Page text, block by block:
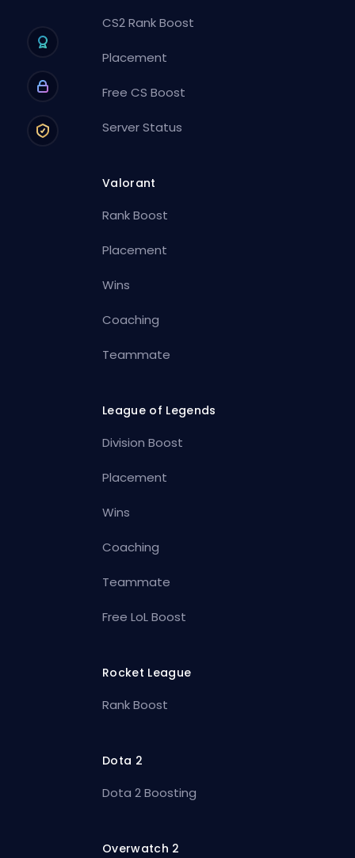
CS2 Rank Boost
Placement
Free CS Boost
Server Status
Valorant
Rank Boost
Placement
Wins
Coaching
Teammate
League of Legends
Division Boost
Placement
Wins
Coaching
Teammate
Free LoL Boost
Rocket League
Rank Boost
Dota 2
Dota 2 Boosting
Overwatch 2